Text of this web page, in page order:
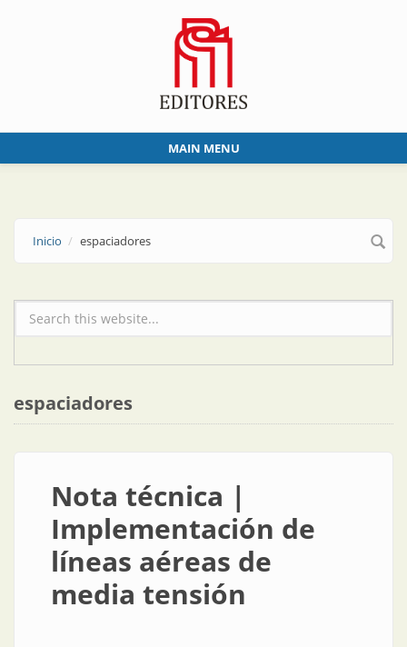
MAIN MENU
Inicio espaciadores
Formulario de búsqueda
espaciadores
Nota técnica |
Implementación de
líneas aéreas de
media tensión